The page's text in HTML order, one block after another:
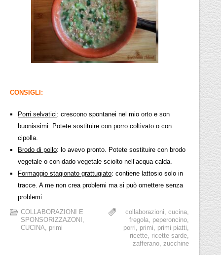
CONSIGLI:
Porri selvatici: crescono spontanei nel mio orto e son
buonissimi. Potete sostituire con porro coltivato o con
cipolla.
Brodo di pollo: lo avevo pronto. Potete sostituire con brodo
vegetale o con dado vegetale sciolto nell’acqua calda.
Formaggio stagionato grattugiato: contiene lattosio solo in
tracce. A me non crea problemi ma si può omettere senza
problemi.
COLLABORAZIONI E
SPONSORIZZAZONI ,
CUCINA, primi
collaborazioni, cucina,
fregola, peperoncino,
porri, primi, primi piatti,
ricette, ricette sarde,
zafferano, zucchine